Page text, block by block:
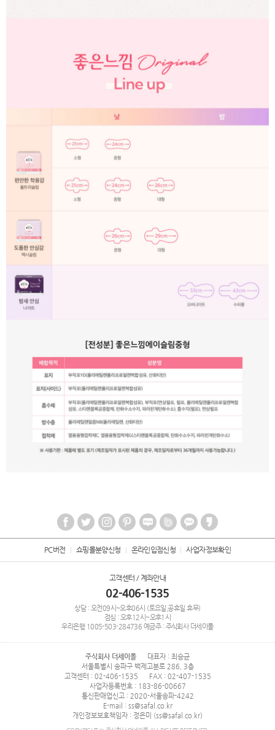
PC버전 쇼핑몰분양신청 온라인입점신청 사업자정보확인
고객센터 / 계좌안내
02-406-1535
상담 : 오전09시~오후06시 (토요일,공휴일 휴무)
점심 : 오후12시~오후1시
우리은행 1005-503-284736 예금주 : 주식회사 더세이폴
주식회사 더세이폴
대표자 : 최승균
서울특별시 송파구 백제고분로 286, 3층
고객센터 : 02-406-1535
FAX : 02-407-1535
사업자등록번호 : 183-86-00667
통신판매업신고 : 2020-서울송파-4242
E-mail : ss@safal.co.kr
개인정보보호책임자 : 정은미 (ss@safal.co.kr)